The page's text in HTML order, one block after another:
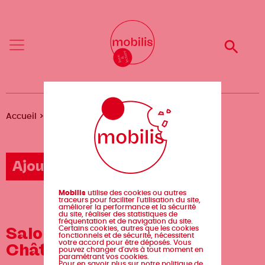
Menu
principal
Menu
Fil
Accueil Salon du livre de Châteaubriant
Ajouter un événement
Salon du livre de
Châteaubriant
Mobilis utilise des cookies ou autres
traceurs pour faciliter l'utilisation du site,
améliorer la performance et la sécurité
du site, réaliser des statistiques de
fréquentation et de navigation du site.
Certains cookies, autres que les cookies
fonctionnels et de sécurité, nécessitent
votre accord pour être déposés. Vous
pouvez changer d'avis à tout moment en
paramétrant vos cookies.
Pour en savoir plus sur notre politique de